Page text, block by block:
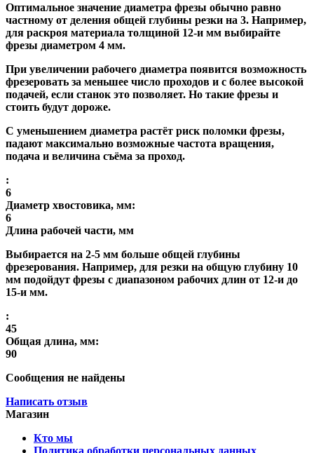
Оптимальное значение диаметра фрезы обычно равно
частному от деления общей глубины резки на 3. Например,
для раскроя материала толщиной 12-и мм выбирайте
фрезы диаметром 4 мм.
При увеличении рабочего диаметра появится возможность
фрезеровать за меньшее число проходов и с более высокой
подачей, если станок это позволяет. Но такие фрезы и
стоить будут дороже.
С уменьшением диаметра растёт риск поломки фрезы,
падают максимально возможные частота вращения,
подача и величина съёма за проход.
:
6
Диаметр хвостовика, мм:
6
Длина рабочей части, мм
Выбирается на 2-5 мм больше общей глубины
фрезерования. Например, для резки на общую глубину 10
мм подойдут фрезы с диапазоном рабочих длин от 12-и до
15-и мм.
:
45
Общая длина, мм:
90
Сообщения не найдены
Написать отзыв
Магазин
Кто мы
Политика обработки персональных данных